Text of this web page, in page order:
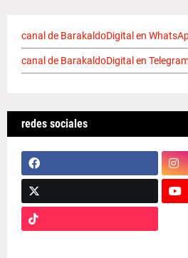
canal de BarakaldoDigital en
canal de BarakaldoDigital en
redes sociales